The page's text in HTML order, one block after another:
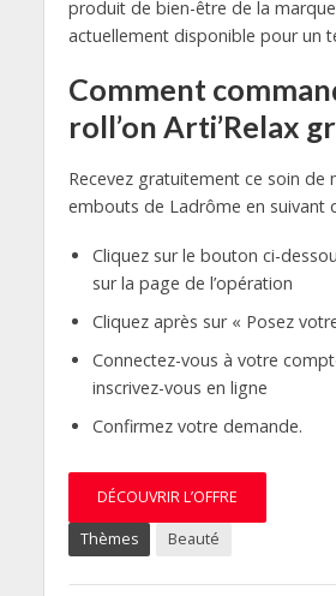
produit de bien-être de la
actuellement disponible pour un
Comment
roll’on Arti’Relax
Recevez gratuitement ce soin de
embouts de Ladrôme en suivant
Cliquez sur le bouton ci-
sur la page de l’opération
Cliquez après sur « Posez
Connectez-vous à votre
inscrivez-vous en ligne
Confirmez votre demande.
DÉCOUVRIR L’OFFRE
Thèmes Beauté